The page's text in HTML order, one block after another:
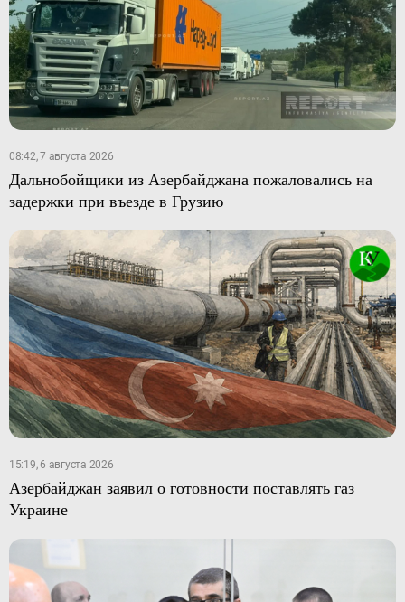
08:42, 7 августа 2026
Дальнобойщики из Азербайджана пожаловались на
задержки при въезде в Грузию
15:19, 6 августа 2026
Азербайджан заявил о готовности поставлять газ
Украине